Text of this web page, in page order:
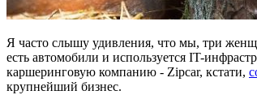
Я часто слышу удивления, что мы, три
есть автомобили и используется IT-
каршеринговую компанию - Zipcar, кстати,
крупнейший бизнес.